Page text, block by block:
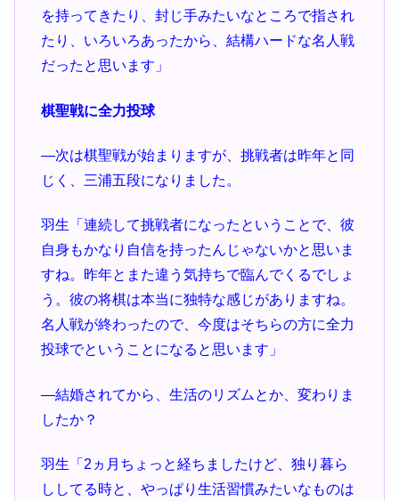
を持ってきたり、封じ手みたいなところで指され
たり、いろいろあったから、結構ハードな名人戦
だったと思います」
棋聖戦に全力投球
―次は棋聖戦が始まりますが、挑戦者は昨年と同
じく、三浦五段になりました。
羽生「連続して挑戦者になったということで、彼
自身もかなり自信を持ったんじゃないかと思いま
すね。昨年とまた違う気持ちで臨んでくるでしょ
う。彼の将棋は本当に独特な感じがありますね。
名人戦が終わったので、今度はそちらの方に全力
投球でということになると思います」
―結婚されてから、生活のリズムとか、変わりま
したか？
羽生「2ヵ月ちょっと経ちましたけど、独り暮ら
ししてる時と、やっぱり生活習慣みたいなものは